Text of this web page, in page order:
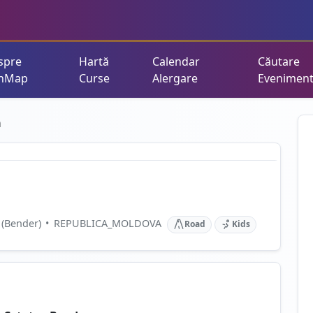
Hartă
Curse
Calendar
Alergare
Căutare
• REPUBLICA_MOLDOVA Road Kids